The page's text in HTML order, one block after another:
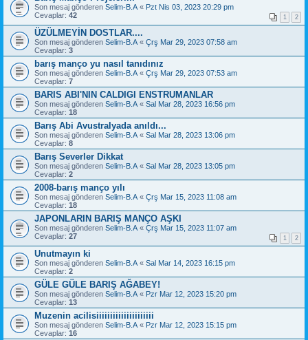
Son mesaj gönderen Selim-B.A « Pzt Nis 03, 2023 20:29 pm
Cevaplar: 42 1 2
ÜZÜLMEYİN DOSTLAR....
Son mesaj gönderen Selim-B.A « Çrş Mar 29, 2023 07:58 am
Cevaplar: 3
barış manço yu nasıl tanıdınız
Son mesaj gönderen Selim-B.A « Çrş Mar 29, 2023 07:53 am
Cevaplar: 7
BARIS ABI'NIN CALDIGI ENSTRUMANLAR
Son mesaj gönderen Selim-B.A « Sal Mar 28, 2023 16:56 pm
Cevaplar: 18
Barış Abi Avustralyada anıldı...
Son mesaj gönderen Selim-B.A « Sal Mar 28, 2023 13:06 pm
Cevaplar: 8
Barış Severler Dikkat
Son mesaj gönderen Selim-B.A « Sal Mar 28, 2023 13:05 pm
Cevaplar: 2
2008-barış manço yılı
Son mesaj gönderen Selim-B.A « Çrş Mar 15, 2023 11:08 am
Cevaplar: 18
JAPONLARIN BARIŞ MANÇO AŞKI
Son mesaj gönderen Selim-B.A « Çrş Mar 15, 2023 11:07 am
Cevaplar: 27 1 2
Unutmayın ki
Son mesaj gönderen Selim-B.A « Sal Mar 14, 2023 16:15 pm
Cevaplar: 2
GÜLE GÜLE BARIŞ AĞABEY!
Son mesaj gönderen Selim-B.A « Pzr Mar 12, 2023 15:20 pm
Cevaplar: 13
Muzenin acilisiiiiiiiiiiiiiiiiiiiii
Son mesaj gönderen Selim-B.A « Pzr Mar 12, 2023 15:15 pm
Cevaplar: 16